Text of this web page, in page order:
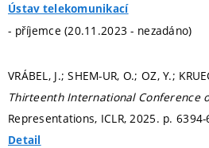
Ústav telekomunikací
- příjemce (20.11.2023 - nezadáno)
VRÁBEL, J.; SHEM-UR, O.; OZ, Y.;
Thirteenth International Conference
Representations, ICLR, 2025. p. 6394-
Detail